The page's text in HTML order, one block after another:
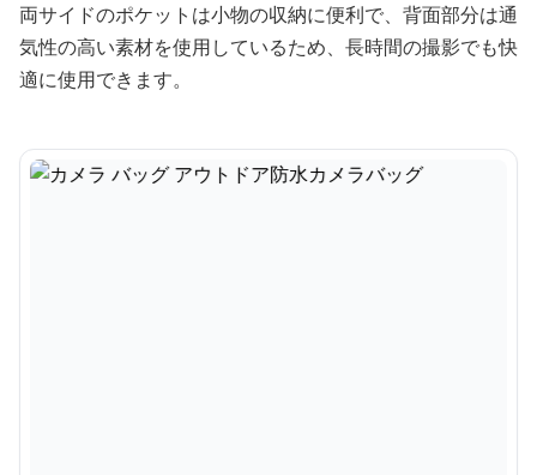
両サイドのポケットは小物の収納に便利で、背面部分は通
気性の高い素材を使用しているため、長時間の撮影でも快
適に使用できます。